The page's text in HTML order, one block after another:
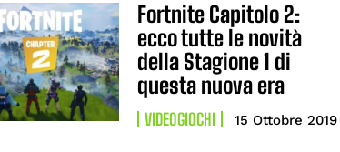
Fortnite Capitolo 2:
ecco tutte le novità
della Stagione 1 di
questa nuova era
VIDEOGIOCHI 15 Ottobre 2019